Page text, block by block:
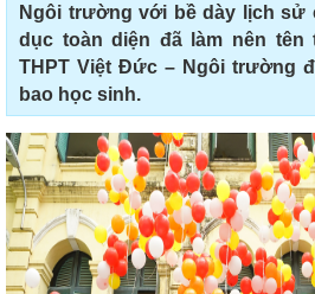
Ngôi trường với bề dày lịch sử
dục toàn diện đã làm nên
THPT Việt Đức – Ngôi trường
bao học sinh.